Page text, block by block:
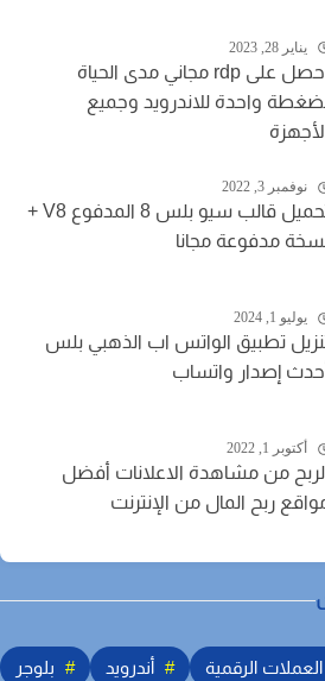
28, 2023
احصل على rdp مجاني مدى الحياة
واحدة للاندرويد وجميع
3, 2022
تحميل قالب سيو بلس 8 المدفوع V8 +
مدفوعة مجانا
1, 2024
تطبيق الواتس اب الذهبي بلس
إصدار واتساب
1, 2022
من مشاهدة الاعلانات أفضل
ربح المال من الإنترنت
الرقمية أندرويد بلوجر